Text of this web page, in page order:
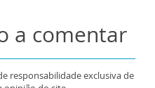
a comentar
responsabilidade exclusiva de